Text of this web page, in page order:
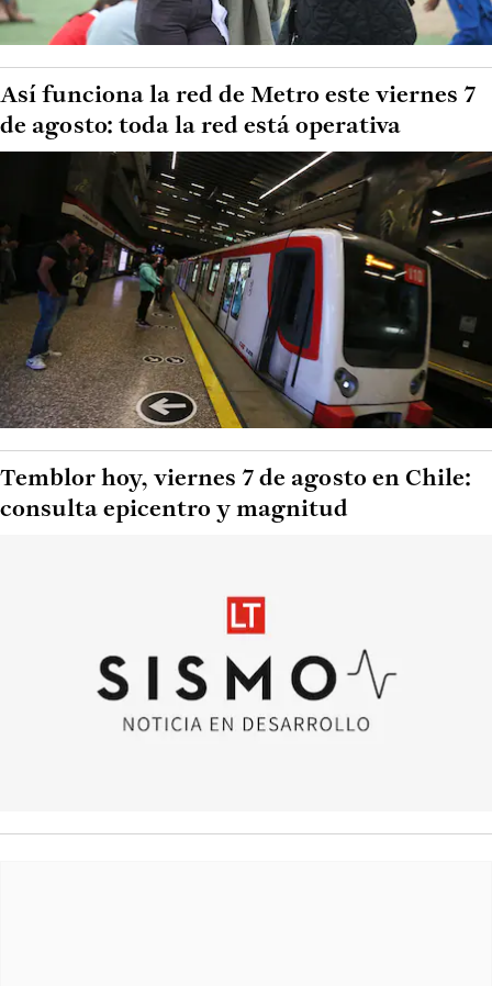
Así funciona la red de Metro este viernes 7
de agosto: toda la red está operativa
Temblor hoy, viernes 7 de agosto en Chile:
consulta epicentro y magnitud